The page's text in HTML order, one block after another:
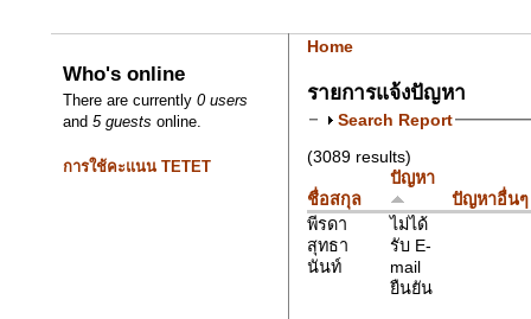
Who's online
There are currently0 users
and5 guests online.
การใช้คะแนน TETET
Home
รายการแจ้งปัญหา
Search Report
(3089 results)
ชื่อสกุล
ปัญหา
ปัญหาอื่นๆ
พีรดา
สุทธา
นันท์
ไม่ได้
รับ E-
mail
ยืนยัน